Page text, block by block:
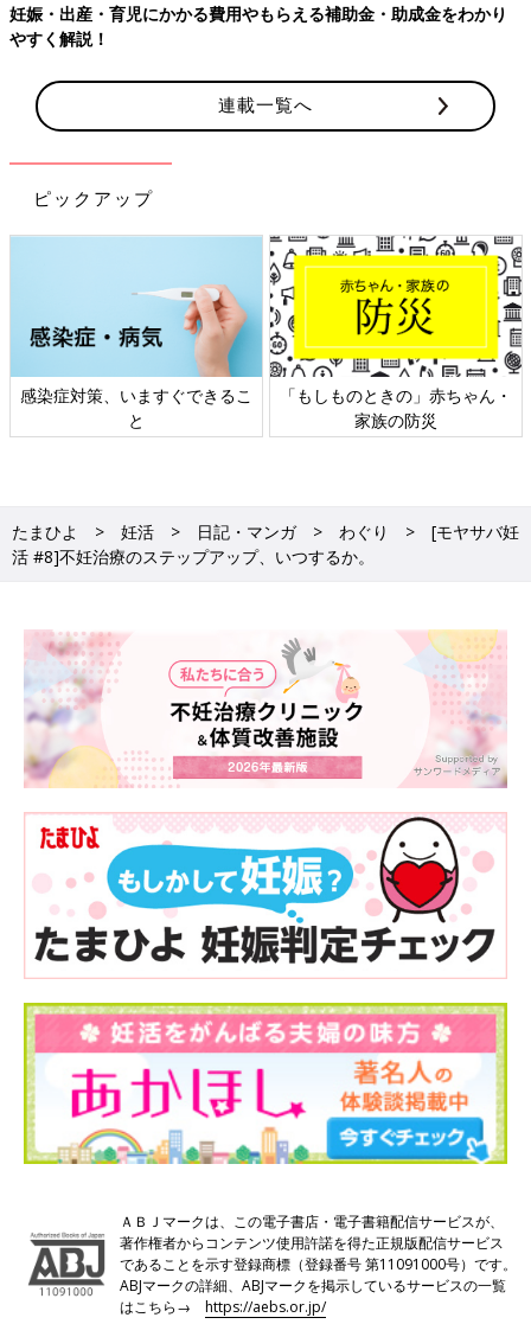
妊娠・出産・育児にかかる費用やもらえる補助金・助成金をわかり
やすく解説！
連載一覧へ
ピックアップ
感染症対策、いますぐできるこ
と
「もしものときの」赤ちゃん・
家族の防災
たまひよ 妊活 日記・マンガ わぐり
[モヤサバ妊
活 #8]不妊治療のステップアップ、いつするか。
ＡＢＪマークは、この電子書店・電子書籍配信サービスが、
著作権者からコンテンツ使用許諾を得た正規版配信サービス
であることを示す登録商標（登録番号 第11091000号）です。
ABJマークの詳細、ABJマークを掲示しているサービスの一覧
はこちら→https://aebs.or.jp/